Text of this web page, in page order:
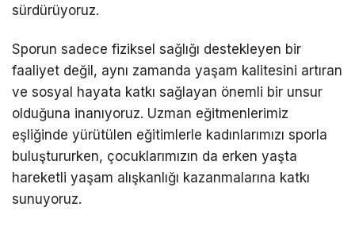
sürdürüyoruz.
Sporun sadece fiziksel sağlığı destekleyen bir
faaliyet değil, aynı zamanda yaşam kalitesini artıran
ve sosyal hayata katkı sağlayan önemli bir unsur
olduğuna inanıyoruz. Uzman eğitmenlerimiz
eşliğinde yürütülen eğitimlerle kadınlarımızı sporla
buluştururken, çocuklarımızın da erken yaşta
hareketli yaşam alışkanlığı kazanmalarına katkı
sunuyoruz.